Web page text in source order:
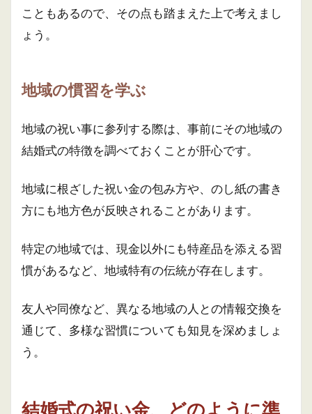
こともあるので、その点も踏まえた上で考えまし
ょう。
地域の慣習を学ぶ
地域の祝い事に参列する際は、事前にその地域の
結婚式の特徴を調べておくことが肝心です。
地域に根ざした祝い金の包み方や、のし紙の書き
方にも地方色が反映されることがあります。
特定の地域では、現金以外にも特産品を添える習
慣があるなど、地域特有の伝統が存在します。
友人や同僚など、異なる地域の人との情報交換を
通じて、多様な習慣についても知見を深めましょ
う。
結婚式の祝い金、どのように準